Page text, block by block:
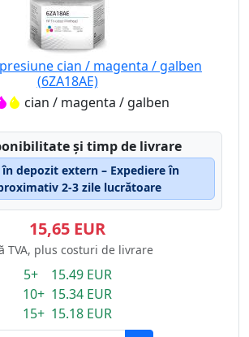
cian / magenta / galben
(6ZA18AE)
cian / magenta / galben
și timp de livrare
în depozit extern – Expediere în
2-3 zile lucrătoare
15,65 EUR
TVA, plus costuri de livrare
5+ 15.49 EUR
10+ 15.34 EUR
15+ 15.18 EUR